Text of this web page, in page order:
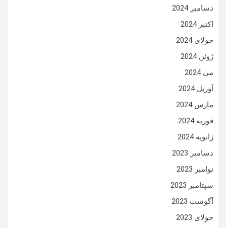
دسامبر 2024
اکتبر 2024
جولای 2024
ژوئن 2024
می 2024
آوریل 2024
مارس 2024
فوریه 2024
ژانویه 2024
دسامبر 2023
نوامبر 2023
سپتامبر 2023
آگوست 2023
جولای 2023